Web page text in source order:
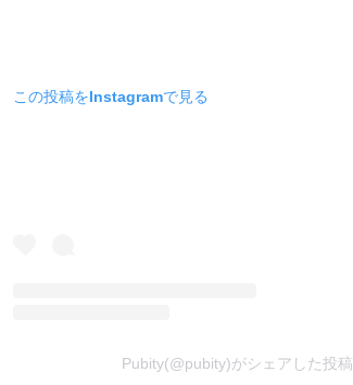
この投稿をInstagramで見る
Pubity(@pubity)がシェアした投稿